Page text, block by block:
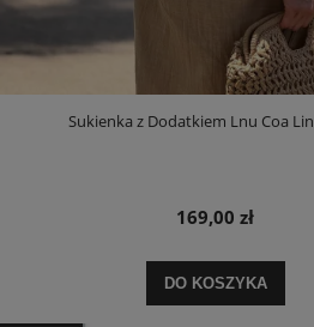
Sukienka z Dodatkiem Lnu Coa
169,00 zł
DO KOSZYKA